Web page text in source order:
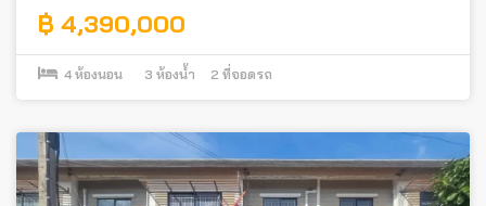
฿ 4,390,000
4 ห้องนอน 3 ห้องน้ำ 2 ที่จอดรถ